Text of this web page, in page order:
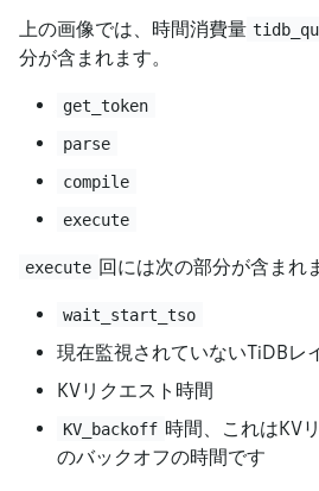
上の画像では、時間消費量
分が含まれます。
get_token
parse
compile
execute
execute 回には次の部分が含まれ
wait_start_tso
現在監視されていないTiDBレ
KVリクエスト時間
KV_backoff 時間、これはKV
のバックオフの時間です